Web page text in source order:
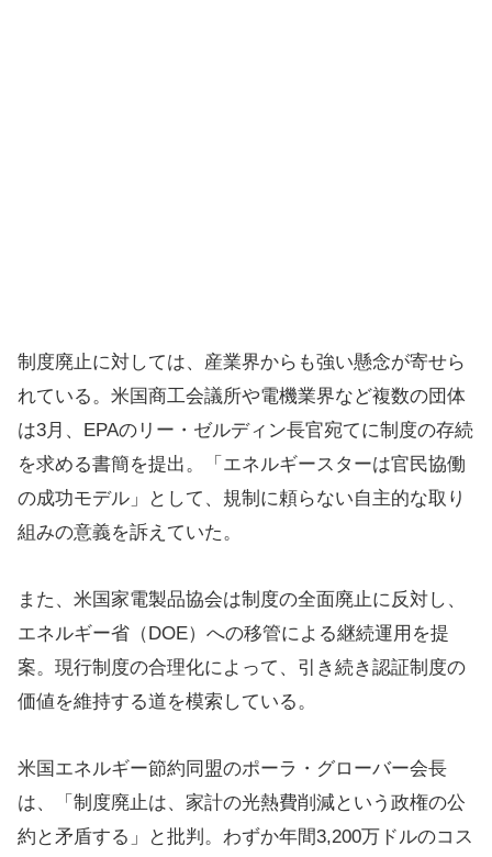
制度廃止に対しては、産業界からも強い懸念が寄せら
れている。米国商工会議所や電機業界など複数の団体
は3月、EPAのリー・ゼルディン長官宛てに制度の存続
を求める書簡を提出。「エネルギースターは官民協働
の成功モデル」として、規制に頼らない自主的な取り
組みの意義を訴えていた。
また、米国家電製品協会は制度の全面廃止に反対し、
エネルギー省（DOE）への移管による継続運用を提
案。現行制度の合理化によって、引き続き認証制度の
価値を維持する道を模索している。
米国エネルギー節約同盟のポーラ・グローバー会長
は、「制度廃止は、家計の光熱費削減という政権の公
約と矛盾する」と批判。わずか年間3,200万ドルのコス